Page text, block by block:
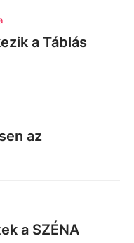
a Táblás
az
a SZÉNA